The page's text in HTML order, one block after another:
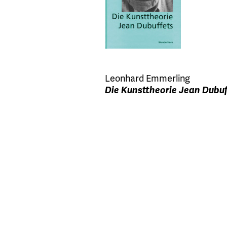
Leonhard Emmerling
Die Kunsttheorie Jean